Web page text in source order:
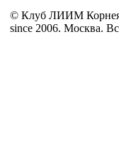
© Клуб ЛИИМ Корнея
since 2006. Москва.